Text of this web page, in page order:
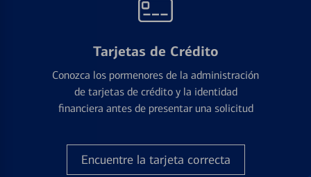
Tarjetas de Crédito
Conozca los pormenores de la administración
de tarjetas de crédito y la identidad
financiera antes de presentar una solicitud
Encuentre la tarjeta correcta